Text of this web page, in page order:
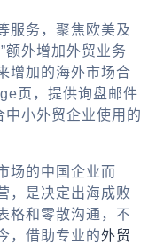
务，聚焦欧美及
额外增加外贸业务
增加的海外市场合
页，提供询盘邮件
中小外贸企业使用的
场的中国企业而
，是决定出海成败
格和零散沟通，不
，借助专业的外贸